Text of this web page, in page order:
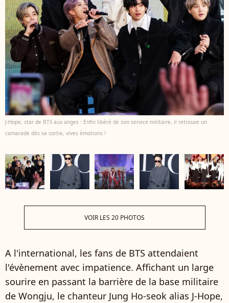
J-Hope, star de BTS aux anges : Enfin libéré de son service militaire, il retrouve un
camarade dès sa sortie, vives émotions !
VOIR LES 20 PHOTOS
A l'international, les fans de BTS attendaient
l'évènement avec impatience. Affichant un large
sourire en passant la barrière de la base militaire
de Wongju, le chanteur Jung Ho-seok alias J-Hope,